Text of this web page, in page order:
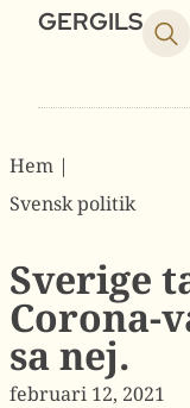
GERGILS
Hem |
Svensk politik
Sverige
Corona-
sa nej.
februari 12, 2021